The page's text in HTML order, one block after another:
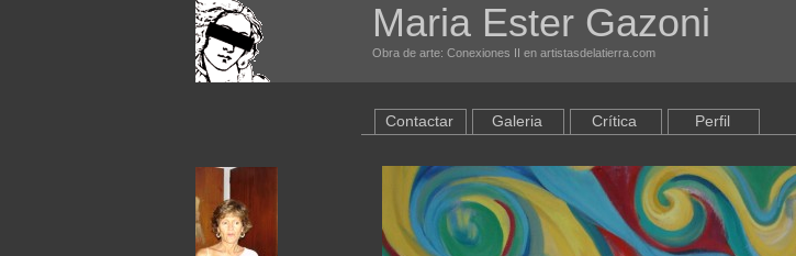
Maria Ester Gazoni
Obra de arte: Conexiones II en artistasdelatierra.com
Contactar Galeria Crítica Perfil